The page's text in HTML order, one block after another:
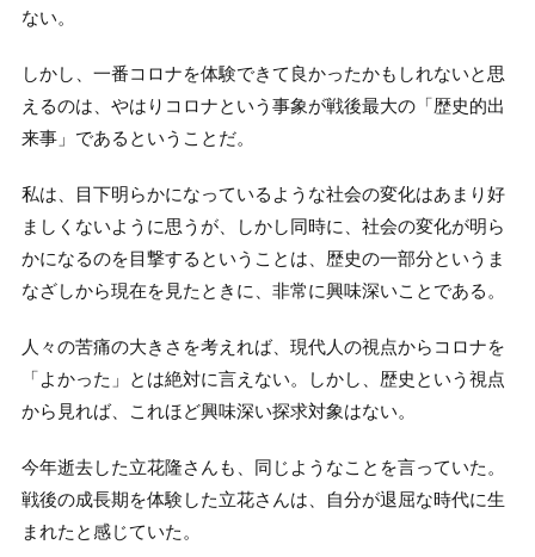
ない。
しかし、一番コロナを体験できて良かったかもしれないと思
えるのは、やはりコロナという事象が戦後最大の「歴史的出
来事」であるということだ。
私は、目下明らかになっているような社会の変化はあまり好
ましくないように思うが、しかし同時に、社会の変化が明ら
かになるのを目撃するということは、歴史の一部分というま
なざしから現在を見たときに、非常に興味深いことである。
人々の苦痛の大きさを考えれば、現代人の視点からコロナを
「よかった」とは絶対に言えない。しかし、歴史という視点
から見れば、これほど興味深い探求対象はない。
今年逝去した立花隆さんも、同じようなことを言っていた。
戦後の成長期を体験した立花さんは、自分が退屈な時代に生
まれたと感じていた。